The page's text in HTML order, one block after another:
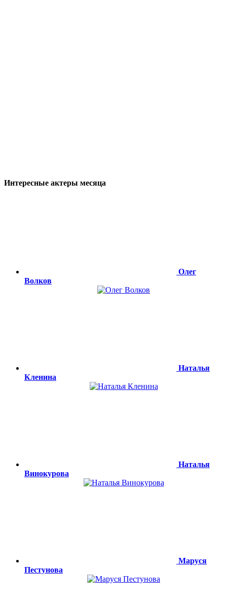
Интересные актеры месяца
Олег
Волков
Наталья
Кленина
Наталья
Винокурова
Маруся
Пестунова